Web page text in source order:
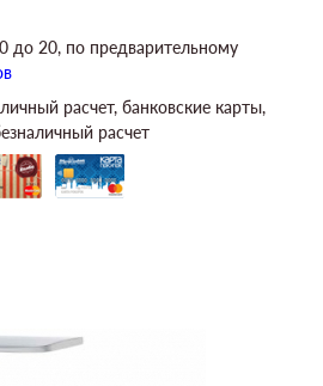
до 20, по предварительному
расчет, банковские карты,
расчет